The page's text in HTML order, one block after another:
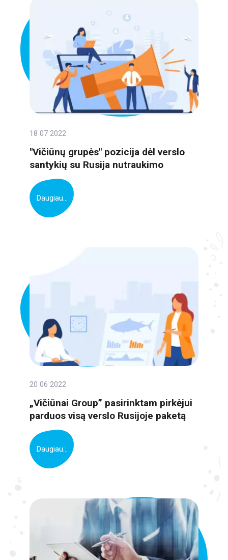
18 07 2022
"Vičiūnų grupės" pozicija dėl verslo
santykių su Rusija nutraukimo
Daugiau...
20 06 2022
„Vičiūnai Group” pasirinktam pirkėjui
parduos visą verslo Rusijoje paketą
Daugiau...